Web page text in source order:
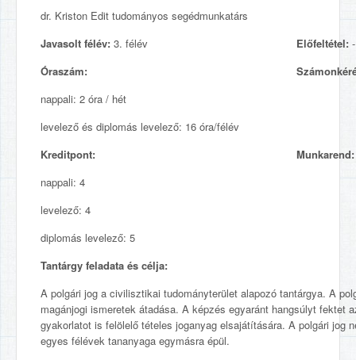
dr. Kriston Edit tudományos segédmunkatárs
Javasolt félév: 3. félév Előfeltétel: -
Óraszám:
nappali: 2 óra / hét
levelező és diplomás levelező: 16 óra/félév
Kreditpont:
nappali: 4
levelező: 4
diplomás levelező: 5
Munkarend:
Tantárgy feladata és célja:
A polgári jog a civilisztikai tudományterület alapozó tantárgya. A
magánjogi ismeretek átadása. A képzés egyaránt hangsúlyt fektet
gyakorlatot is felölelő tételes joganyag elsajátítására. A polgári jog
egyes félévek tananyaga egymásra épül.